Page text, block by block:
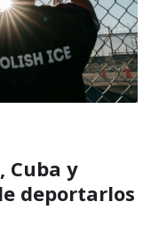
Cuba y
deportarlos